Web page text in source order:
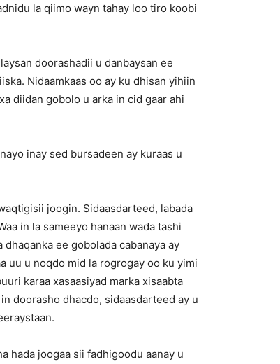
la qiimo wayn tahay loo tiro koobi
doorashadii u danbaysan ee
Nidaamkaas oo ay ku dhisan yihiin
diidan gobolo u arka in cid gaar ahi
inay sed bursadeen ay kuraas u
joogin. Sidaasdarteed, labada
in la sameeyo hanaan wada tashi
ee gobolada cabanaya ay
uu u noqdo mid la rogrogay oo ku yimi
karaa xasaasiyad marka xisaabta
doorasho dhacdo, sidaasdarteed ay u
hada joogaa sii fadhigoodu aanay u